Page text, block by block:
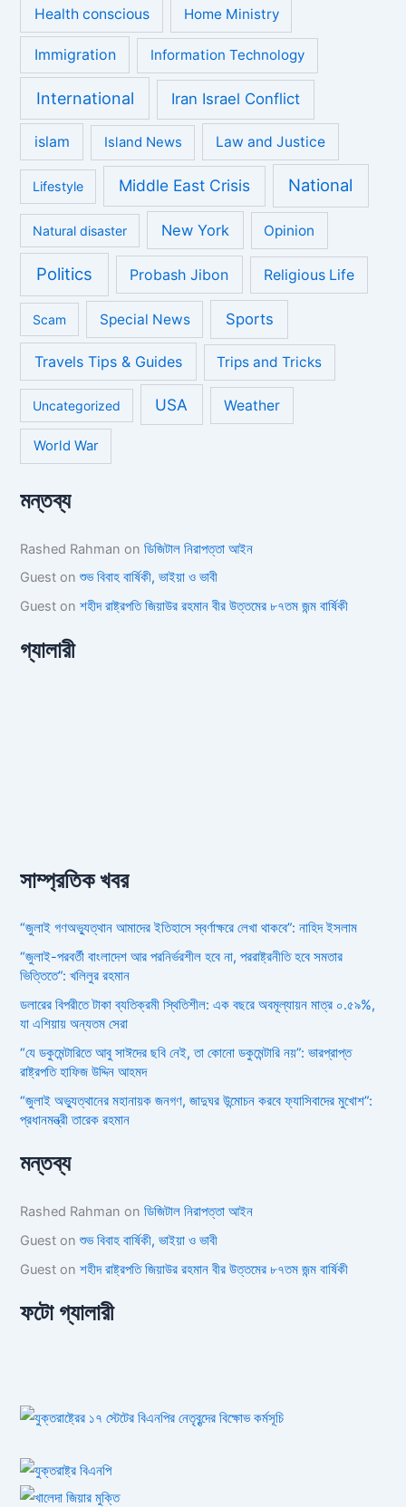
Health conscious Home Ministry
Immigration Information Technology
International Iran Israel Conflict
islam Island News Law and Justice
Lifestyle Middle East Crisis National
Natural disaster New York Opinion
Politics Probash Jibon Religious Life
Scam Special News Sports
Travels Tips & Guides Trips and Tricks
Uncategorized USA Weather
World War
মন্তব্য
Rashed Rahman onডিজিটাল নিরাপত্তা আইন
Guest onশুভ বিবাহ বার্ষিকী, ভাইয়া ও ভাবী
Guest onশহীদ রাষ্ট্রপতি জিয়াউর রহমান বীর উত্তমের ৮৭তম জন্ম বার্ষিকী
গ্যালারী
সাম্প্রতিক খবর
“জুলাই গণঅভ্যুত্থান আমাদের ইতিহাসে স্বর্ণাক্ষরে লেখা থাকবে”: নাহিদ ইসলাম
“জুলাই-পরবর্তী বাংলাদেশ আর পরনির্ভরশীল হবে না, পররাষ্ট্রনীতি হবে সমতার
ভিত্তিতে”: খলিলুর রহমান
ডলারের বিপরীতে টাকা ব্যতিক্রমী স্থিতিশীল: এক বছরে অবমূল্যায়ন মাত্র ০.৫৯%,
যা এশিয়ায় অন্যতম সেরা
“যে ডকুমেন্টারিতে আবু সাঈদের ছবি নেই, তা কোনো ডকুমেন্টারি নয়”: ভারপ্রাপ্ত
রাষ্ট্রপতি হাফিজ উদ্দিন আহমদ
“জুলাই অভ্যুত্থানের মহানায়ক জনগণ, জাদুঘর উন্মোচন করবে ফ্যাসিবাদের মুখোশ”:
প্রধানমন্ত্রী তারেক রহমান
মন্তব্য
Rashed Rahman onডিজিটাল নিরাপত্তা আইন
Guest onশুভ বিবাহ বার্ষিকী, ভাইয়া ও ভাবী
Guest onশহীদ রাষ্ট্রপতি জিয়াউর রহমান বীর উত্তমের ৮৭তম জন্ম বার্ষিকী
ফটো গ্যালারী